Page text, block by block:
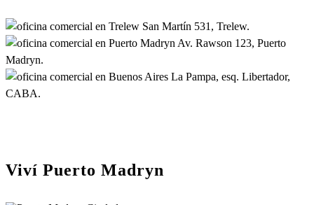
San Martín 531, Trelew.
Av. Rawson 123, Puerto
Madryn.
La Pampa, esq. Libertador,
CABA.
Viví Puerto Madryn